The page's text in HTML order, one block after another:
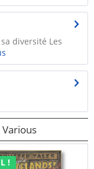
diversité Les
!